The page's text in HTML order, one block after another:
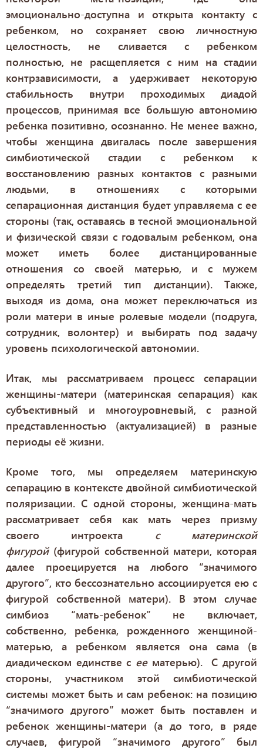
эмоционально-доступна и открыта контакту с
ребенком, но сохраняет свою личностную
целостность, не сливается с ребенком
полностью, не расщепляется с ним на стадии
контрзависимости, а удерживает некоторую
стабильность внутри проходимых диадой
процессов, принимая все большую автономию
ребенка позитивно, осознанно. Не менее важно,
чтобы женщина двигалась после завершения
симбиотической стадии с ребенком к
восстановлению разных контактов с разными
людьми, в отношениях с которыми
сепарационная дистанция будет управляема с ее
стороны (так, оставаясь в тесной эмоциональной
и физической связи с годовалым ребенком, она
может иметь более дистанцированные
отношения со своей матерью, и с мужем
определять третий тип дистанции). Также,
выходя из дома, она может переключаться из
роли матери в иные ролевые модели (подруга,
сотрудник, волонтер) и выбирать под задачу
уровень психологической автономии.
Итак, мы рассматриваем процесс сепарации
женщины-матери (материнская сепарация) как
субъективный и многоуровневый, с разной
представленностью (актуализацией) в разные
периоды её жизни.
Кроме того, мы определяем материнскую
сепарацию в контексте двойной симбиотической
поляризации. С одной стороны, женщина-мать
рассматривает себя как мать через призму
своего интроекта с материнской
фигурой(фигурой собственной матери, которая
далее проецируется на любого “значимого
другого”, кто бессознательно ассоциируется ею с
фигурой собственной матери). В этом случае
симбиоз “мать-ребенок” не включает,
собственно, ребенка, рожденного женщиной-
матерью, а ребенком является она сама (в
диадическом единстве с еематерью). С другой
стороны, участником этой симбиотической
системы может быть и сам ребенок: на позицию
“значимого другого” может быть поставлен и
ребенок женщины-матери (а до того, в ряде
случаев, фигурой “значимого другого” был